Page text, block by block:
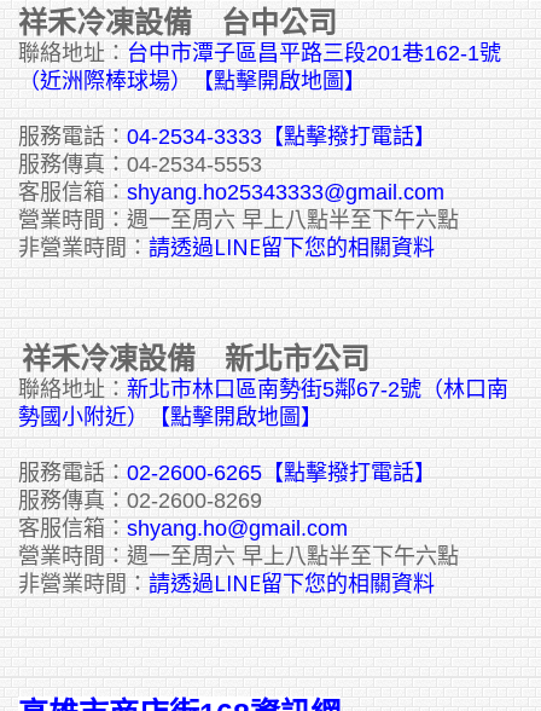
祥禾冷凍設備 台中公司
聯絡地址： 台中市潭子區昌平路三段201巷162-1號
（近洲際棒球場）【點擊開啟地圖】
服務電話： 04-2534-3333 【點擊撥打電話】
服務傳真：04-2534-5553
客服信箱： shyang.ho25343333@gmail.com
營業時間：週一至周六 早上八點半至下午六點
非營業時間： 請透過LINE留下您的相關資料
祥禾冷凍設備 新北市公司
聯絡地址： 新北市林口區南勢街5鄰67-2號（林口南
勢國小附近）【點擊開啟地圖】
服務電話： 02-2600-6265 【點擊撥打電話】
服務傳真：02-2600-8269
客服信箱： shyang.ho@gmail.com
營業時間：週一至周六 早上八點半至下午六點
非營業時間： 請透過LINE留下您的相關資料